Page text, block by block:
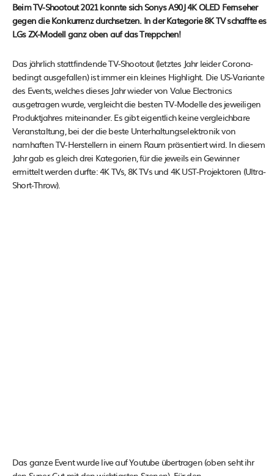
Beim TV-Shootout 2021 konnte sich Sonys A90J 4K OLED Fernseher
gegen die Konkurrenz durchsetzen. In der Kategorie 8K TV schaffte es
LGs ZX-Modell ganz oben auf das Treppchen!
Das jährlich stattfindende TV-Shootout (letztes Jahr leider Corona-
bedingt ausgefallen) ist immer ein kleines Highlight. Die US-Variante
des Events, welches dieses Jahr wieder von Value Electronics
ausgetragen wurde, vergleicht die besten TV-Modelle des jeweiligen
Produktjahres miteinander. Es gibt eigentlich keine vergleichbare
Veranstaltung, bei der die beste Unterhaltungselektronik von
namhaften TV-Herstellern in einem Raum präsentiert wird. In diesem
Jahr gab es gleich drei Kategorien, für die jeweils ein Gewinner
ermittelt werden durfte: 4K TVs, 8K TVs und 4K UST-Projektoren (Ultra-
Short-Throw).
Das ganze Event wurde live auf Youtube übertragen (oben seht ihr